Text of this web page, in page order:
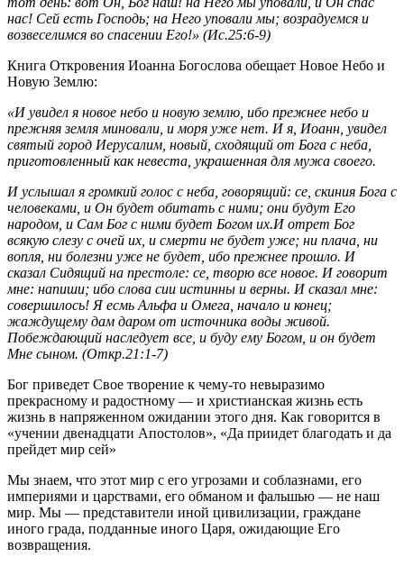
нас! Сей есть Господь; на Него уповали мы; возрадуемся и
возвеселимся во спасении Его!» (Ис.25:6-9)
Книга Откровения Иоанна Богослова обещает Новое Небо и
Новую Землю:
«И увидел я новое небо и новую землю, ибо прежнее небо и
прежняя земля миновали, и моря уже нет. И я, Иоанн, увидел
святый город Иерусалим, новый, сходящий от Бога с неба,
приготовленный как невеста, украшенная для мужа своего.
И услышал я громкий голос с неба, говорящий: се, скиния Бога с
человеками, и Он будет обитать с ними; они будут Его
народом, и Сам Бог с ними будет Богом их.И отрет Бог
всякую слезу с очей их, и смерти не будет уже; ни плача, ни
вопля, ни болезни уже не будет, ибо прежнее прошло. И
сказал Сидящий на престоле: се, творю все новое. И говорит
мне: напиши; ибо слова сии истинны и верны. И сказал мне:
совершилось! Я есмь Альфа и Омега, начало и конец;
жаждущему дам даром от источника воды живой.
Побеждающий наследует все, и буду ему Богом, и он будет
Мне сыном. (Откр.21:1-7)
Бог приведет Свое творение к чему-то невыразимо
прекрасному и радостному — и христианская жизнь есть
жизнь в напряженном ожидании этого дня. Как говорится в
«учении двенадцати Апостолов», «Да приидет благодать и да
прейдет мир сей»
Мы знаем, что этот мир с его угрозами и соблазнами, его
империями и царствами, его обманом и фальшью — не наш
мир. Мы — представители иной цивилизации, граждане
иного града, подданные иного Царя, ожидающие Его
возвращения.